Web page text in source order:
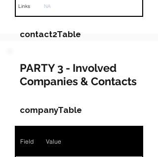
Links NA
contact2Table
Field Value
Name
Position
Phone NA
Email
PARTY 3 - Involved
Companies & Contacts
companyTable
Field Value